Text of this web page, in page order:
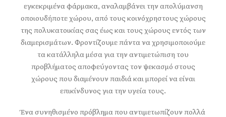
εγκεκριμένα φάρμακα, αναλαμβάνει την απολύμανση
οποιουδήποτε χώρου, από τους κοινόχρηστους χώρους
της πολυκατοικίας σας έως και τους χώρους εντός των
διαμερισμάτων. Φροντίζουμε πάντα να χρησιμοποιούμε
τα κατάλληλα μέσα για την αντιμετώπιση του
προβλήματος αποφεύγοντας τον ψεκασμό στους
χώρους που διαμένουν παιδιά και μπορεί να είναι
επικίνδυνος για την υγεία τους.
Ένα συνηθισμένο πρόβλημα που αντιμετωπίζουν πολλά